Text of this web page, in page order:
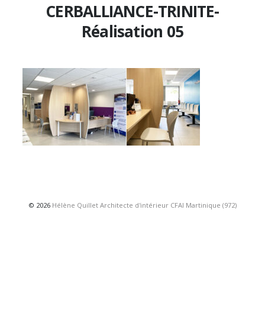
CERBALLIANCE-TRINITE-
Réalisation 05
© 2026 Hélène Quillet Architecte d'intérieur CFAI Martinique (972)